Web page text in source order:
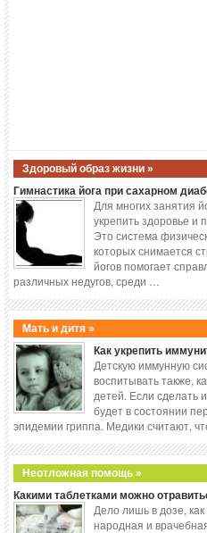
Здоровый образ жизни »
Гимнастика йога при сахарном
Для многих занятия
укрепить здоровье и
Это система
которых снимается
йогов помогает
различных недугов, среди …
Мать и дитя »
Как укрепить
Детскую иммунную
воспитывать также,
детей. Если сделать
будет в состоянии
эпидемии гриппа. Медики считают,
Неотложная помощь »
Какими таблетками можно
Дело лишь в дозе,
народная и